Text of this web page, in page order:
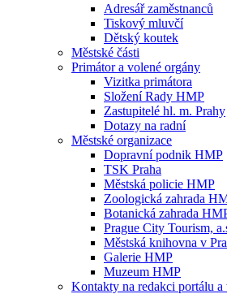
Adresář zaměstnanců
Tiskový mluvčí
Dětský koutek
Městské části
Primátor a volené orgány
Vizitka primátora
Složení Rady HMP
Zastupitelé hl. m. Prahy
Dotazy na radní
Městské organizace
Dopravní podnik HMP
TSK Praha
Městská policie HMP
Zoologická zahrada
Botanická zahrada
Prague City Tourism,
Městská knihovna v
Galerie HMP
Muzeum HMP
Kontakty na redakci portálu a